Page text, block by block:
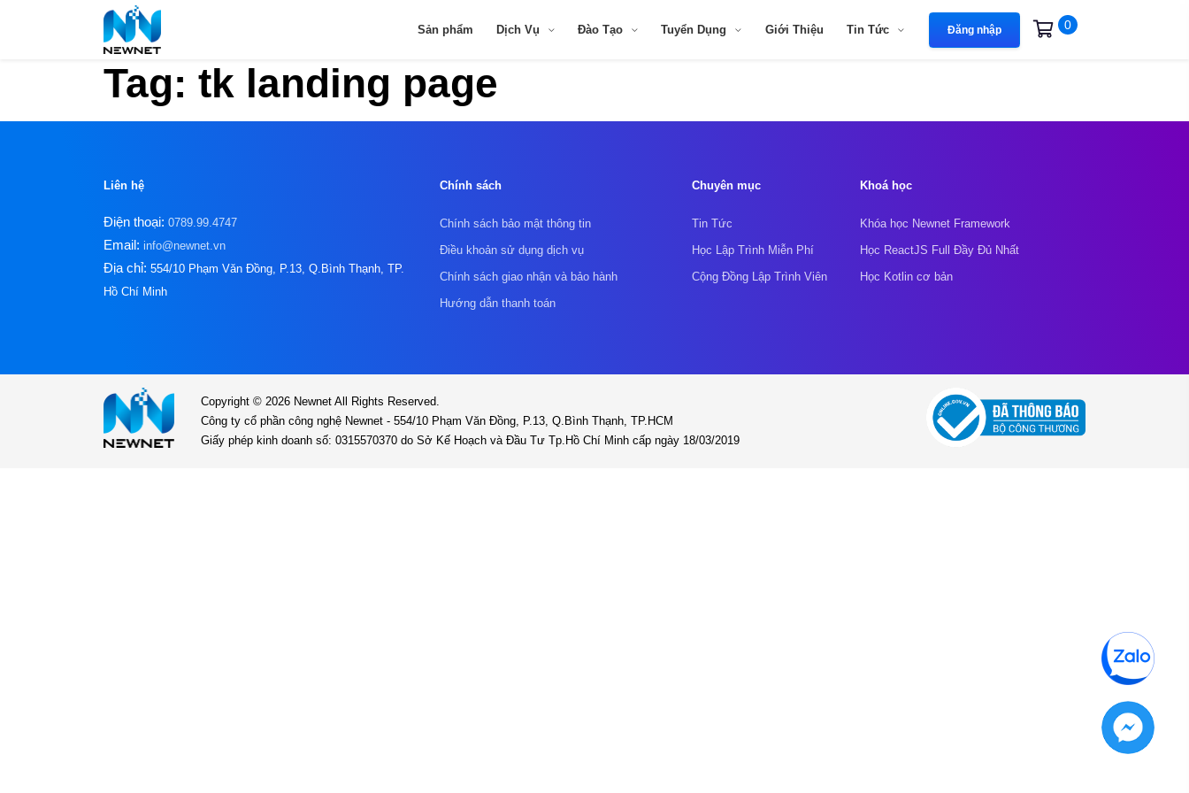
Sản phẩm Dịch Vụ Đào Tạo Tuyển Dụng Giới Thiệu Tin Tức Đăng nhập 0
Tag: tk landing page
Liên hệ
Điện thoại: 0789.99.4747
Email: info@newnet.vn
Địa chỉ: 554/10 Phạm Văn Đồng, P.13, Q.Bình Thạnh, TP.
Hồ Chí Minh
Chính sách
Chính sách bảo mật thông tin
Điều khoản sử dụng dịch vụ
Chính sách giao nhận và bảo hành
Hướng dẫn thanh toán
Chuyên mục
Tin Tức
Học Lập Trình Miễn Phí
Cộng Đồng Lập Trình Viên
Khoá học
Khóa học Newnet Framework
Học ReactJS Full Đầy Đủ Nhất
Học Kotlin cơ bản
Copyright © 2026 Newnet All Rights Reserved.
Công ty cổ phần công nghệ Newnet - 554/10 Phạm Văn Đồng, P.13, Q.Bình Thạnh, TP.HCM
Giấy phép kinh doanh số: 0315570370 do Sở Kế Hoạch và Đầu Tư Tp.Hồ Chí Minh cấp ngày 18/03/2019